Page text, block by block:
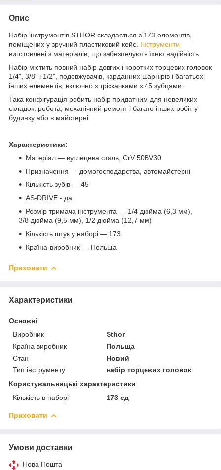
Опис
Набір інструментів STHOR складається з 173 елементів,
поміщених у зручний пластиковий кейс. Інструменти
виготовлені з матеріалів, що забезпечують їхню надійність.
Набір містить повний набір довгих і коротких торцевих головок
1/4", 3/8" і 1/2", подовжувачів, карданних шарнірів і багатьох
інших елементів, включно з тріскачками з 45 зубцями.
Така конфігурація робить набір придатним для невеликих
складок. робота, механічний ремонт і багато інших робіт у
будинку або в майстерні.
Характеристики:
Матеріал — вуглецева сталь, CrV 50BV30
Призначення — домогосподарства, автомайстерні
Кількість зубів — 45
AS-DRIVE - да
Розмір тримача інструмента — 1/4 дюйма (6,3 мм),
3/8 дюйма (9,5 мм), 1/2 дюйма (12,7 мм)
Кількість штук у наборі — 173
Країна-виробник — Польща
Приховати
Характеристики
Основні
Виробник
Sthor
Країна виробник
Польща
Стан
Новий
Тип інструменту
набір торцевих головок
Користувальницькі характеристики
Кількість в наборі
173 ед
Приховати
Умови доставки
Нова Пошта